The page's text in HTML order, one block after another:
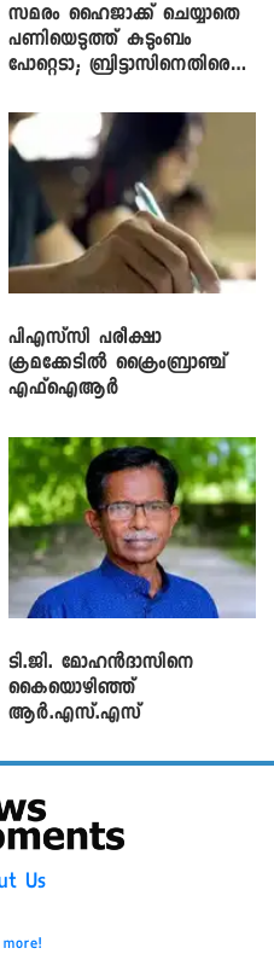
സമരം ഹൈജാക്ക് ചെയ്യാതെ
പണിയെടുത്ത് കുടുംബം
പോറ്റെടാ; ബ്രിട്ടാസിനെതിരെ
പിഎസ്‌സി പരീക്ഷാ
ക്രമക്കേ‌ടിൽ ക്രൈംബ്രാഞ്ച്
എഫ്ഐആർ
ടി.ജി. മോഹൻദാസിനെ
കൈയൊഴിഞ്ഞ്
ആർ.എസ്.എസ്
Us
more!